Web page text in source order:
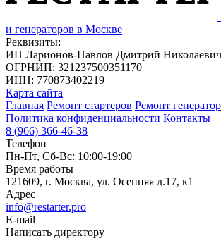
и генераторов в Москве
Реквизиты:
ИП Ларионов-Павлов Дмитрий Николаевич
ОГРНИП: 321237500351170
ИНН: 770873402219
Карта сайта
Главная Ремонт стартеров Ремонт
Политика конфиденциальности Контакты
8 (966) 366-46-38
Телефон
Пн-Пт, Сб-Вс: 10:00-19:00
Время работы
121609, г. Москва, ул. Осенняя д.17, к1
Адрес
info@restarter.pro
E-mail
Написать директору